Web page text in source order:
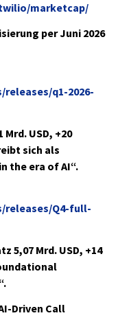
marketcap/
per Juni 2026
q1-2026-
Mrd. USD, +20
sich als
the era of AI“.
releases/Q4-full-
5,07 Mrd. USD, +14
Driven Call